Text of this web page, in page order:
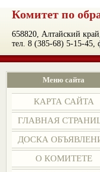
Комитет по
658820, Алтайский
тел. 8 (385-68) 5-15-45,
Меню сайта
КАРТА САЙТА
ГЛАВНАЯ
ДОСКА
О КОМИТЕТЕ